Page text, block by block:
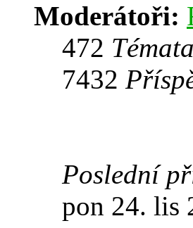
Moderátoři:
472 Témata
7432
Poslední
pon 24. lis